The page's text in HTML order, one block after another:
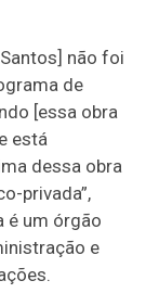
não foi
de
[essa obra
está
dessa obra
privada”,
é um órgão
e